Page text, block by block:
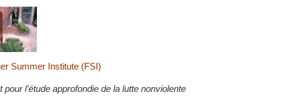
Summer Institute (FSI)
pour l’étude approfondie de la lutte nonviolente